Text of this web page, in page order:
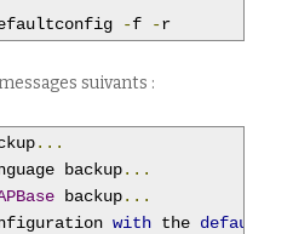
-f -r
suivants :
...
backup...
backup...
with the default